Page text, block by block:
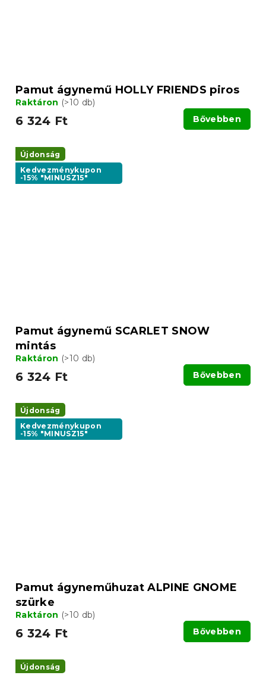
Pamut ágynemű HOLLY FRIENDS piros
Raktáron (>10 db)
6 324 Ft Bővebben
Újdonság
Kedvezménykupon
-15% "MINUSZ15"
Pamut ágynemű SCARLET SNOW
mintás
Raktáron (>10 db)
6 324 Ft Bővebben
Újdonság
Kedvezménykupon
-15% "MINUSZ15"
Pamut ágyneműhuzat ALPINE GNOME
szürke
Raktáron (>10 db)
6 324 Ft Bővebben
Újdonság